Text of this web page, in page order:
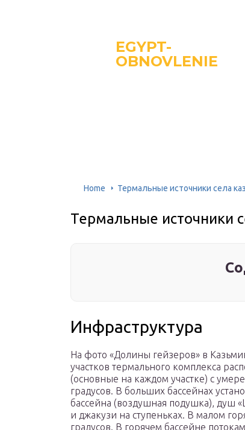
EGYPT-
OBNOVLENIE
Home Термальные источники села
Термальные источники
Инфраструктура
На фото «Долины гейзеров» в
участков термального комплекса
(основные на каждом участке) с
градусов. В больших бассейнах
бассейна (воздушная подушка), душ
и джакузи на ступеньках. В малом
градусов. В горячем бассейне